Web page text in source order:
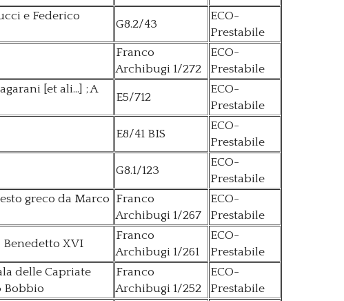
e Federico
G8.2/43
ECO-
Prestabile
Franco
Archibugi 1/272
ECO-
Prestabile
[et ali...] ; A
E5/712
ECO-
Prestabile
E8/41 BIS
ECO-
Prestabile
G8.1/123
ECO-
Prestabile
greco da Marco Franco
Archibugi 1/267
ECO-
Prestabile
Benedetto XVI
Franco
Archibugi 1/261
ECO-
Prestabile
delle Capriate
Bobbio
Franco
Archibugi 1/252
ECO-
Prestabile